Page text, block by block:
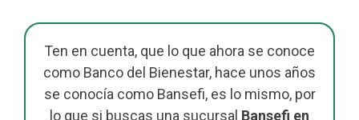
Ten en cuenta, que lo que ahora se conoce
como Banco del Bienestar, hace unos años
se conocía como Bansefi, es lo mismo, por
lo que si buscas una sucursal Bansefi en